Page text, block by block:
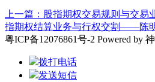
上一篇：股指期权交易规则与交
指期权结算业务与行权交割——陈
粤ICP备12076861号-2 Powered by
拨打电话
发送短信